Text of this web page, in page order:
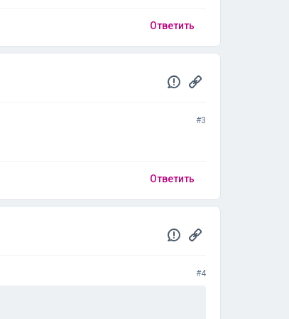
Ответить
#3
Ответить
#4